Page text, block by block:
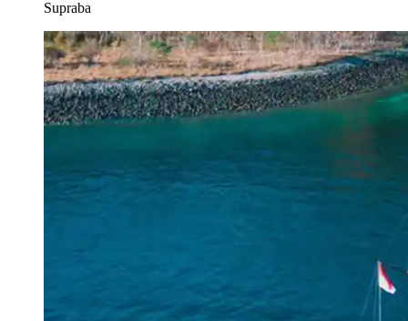
Supraba